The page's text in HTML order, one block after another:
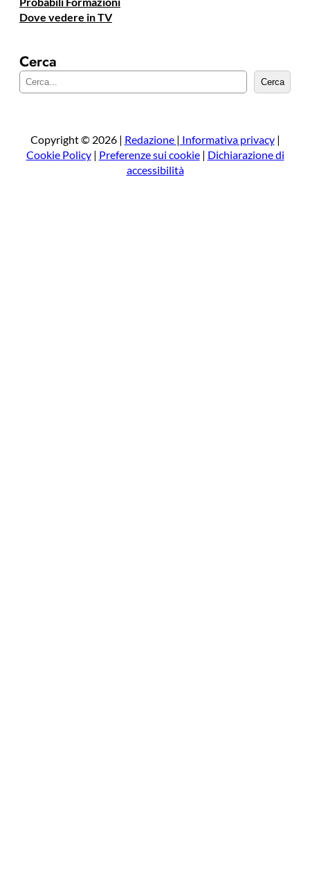
Dove vedere in TV
Cerca
e
a
Cerca
Copyright © 2026 | Redazione | Informativa privacy|
Cookie Policy| Preferenze sui cookie| Dichiarazione di
accessibilità